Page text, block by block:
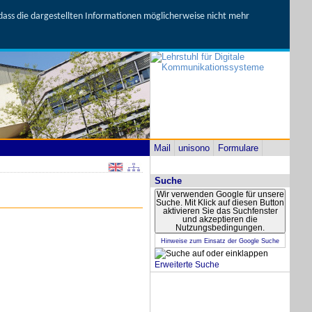
die dargestellten Informationen möglicherweise nicht mehr
Mail unisono Formulare
Suche
Wir verwenden Google für unsere
Suche. Mit Klick auf diesen Button
aktivieren Sie das Suchfenster
und akzeptieren die
Nutzungsbedingungen.
Hinweise zum Einsatz der Google Suche
Erweiterte Suche